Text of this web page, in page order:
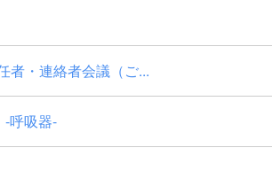
・連絡者会議（ご...
-呼吸器-